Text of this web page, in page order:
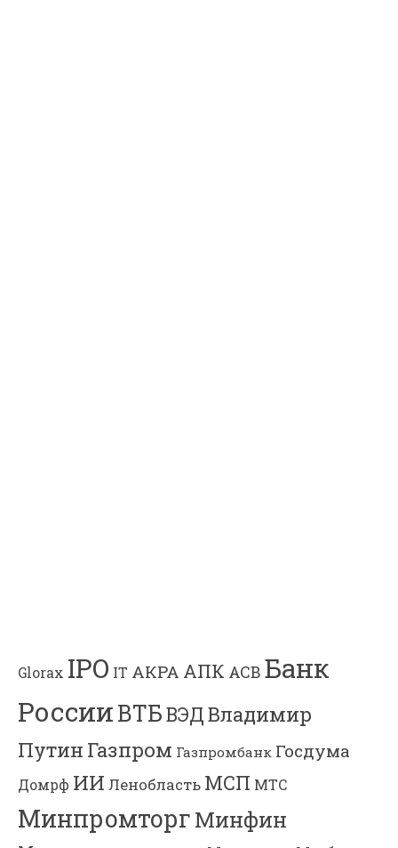
Glorax IPO IT АКРА АПК АСВ Банк
РоссииВТБВЭДВладимир
Путин Газпром Газпромбанк Госдума
Домрф ИИ Ленобласть МСП МТС
МинпромторгМинфин